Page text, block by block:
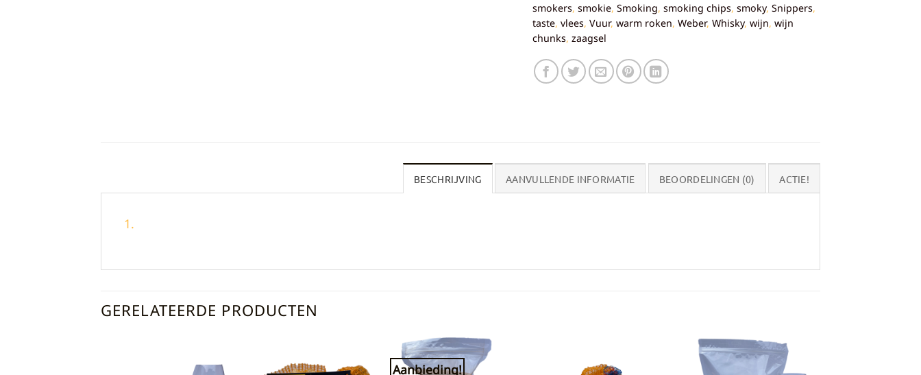
smokers, smokie, Smoking, smoking chips, smoky, Snippers,
taste, vlees, Vuur, warm roken, Weber, Whisky, wijn, wijn
chunks, zaagsel
BESCHRIJVING AANVULLENDE INFORMATIE BEOORDELINGEN (0) ACTIE!
GERELATEERDE PRODUCTEN
Aanbieding!